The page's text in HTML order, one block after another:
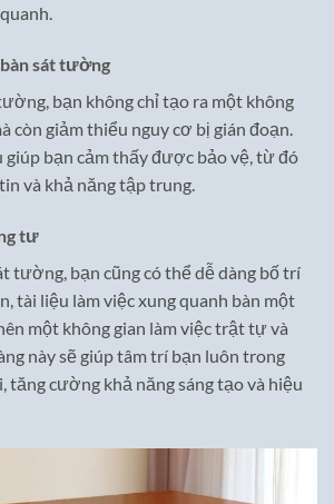
sát tường
bạn không chỉ tạo ra một không
còn giảm thiểu nguy cơ bị gián đoạn.
giúp bạn cảm thấy được bảo vệ, từ đó
và khả năng tập trung.
tư
tường, bạn cũng có thể dễ dàng bố trí
tài liệu làm việc xung quanh bàn một
một không gian làm việc trật tự và
này sẽ giúp tâm trí bạn luôn trong
tăng cường khả năng sáng tạo và hiệu